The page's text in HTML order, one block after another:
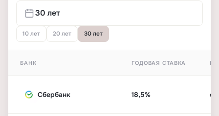
10 лет 20 лет 30 лет
БАНК ГОДОВАЯ СТАВКА
Сбербанк 18,5%